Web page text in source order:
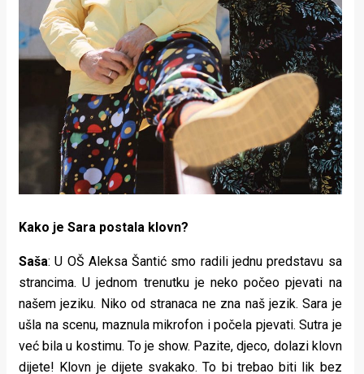
Kako je Sara postala klovn?
Saša: U OŠ Aleksa Šantić smo radili jednu predstavu sa
strancima. U jednom trenutku je neko počeo pjevati na
našem jeziku. Niko od stranaca ne zna naš jezik. Sara je
ušla na scenu, maznula mikrofon i počela pjevati. Sutra je
već bila u kostimu. To je show. Pazite, djeco, dolazi klovn
dijete! Klovn je dijete svakako. To bi trebao biti lik bez